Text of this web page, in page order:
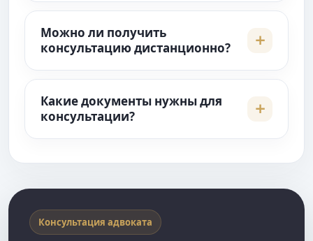
Можно ли получить
консультацию дистанционно?
Какие документы нужны для
консультации?
Консультация адвоката